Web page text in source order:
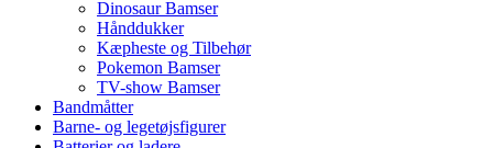
Dinosaur Bamser
Hånddukker
Kæpheste og Tilbehør
Pokemon Bamser
TV-show Bamser
Bandmåtter
Barne- og legetøjsfigurer